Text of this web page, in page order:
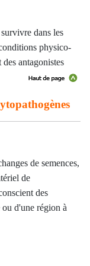
dans les
physico-
antagonistes
de semences,
de
des
d'une région à